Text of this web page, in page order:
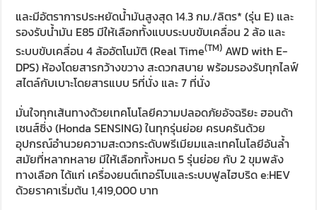
และมีอัตราการประหยัดน้ำมันสูงสุด 14.3 กม./ลิตร* (รุ่น E) และ
รองรับน้ำมัน E85 มีให้เลือกทั้งแบบระบบขับเคลื่อน 2 ล้อ และ
ระบบขับเคลื่อน 4 ล้ออัตโนมัติ (Real Time(TM) AWD with E-
DPS) ห้องโดยสารกว้างขวาง สะดวกสบาย พร้อมรองรับทุกไลฟ์
สไตล์กับเบาะโดยสารแบบ 5ที่นั่ง และ 7 ที่นั่ง
มั่นใจทุกเส้นทางด้วยเทคโนโลยีความปลอดภัยอัจฉริยะ ฮอนด้า
เซนส์ซิ่ง (Honda SENSING) ในทุกรุ่นย่อย ครบครันด้วย
อุปกรณ์อำนวยความสะดวกระดับพรีเมียมและเทคโนโลยีอันล้ำ
สมัยที่หลากหลาย มีให้เลือกทั้งหมด 5 รุ่นย่อย กับ 2 ขุมพลัง
ทางเลือก ได้แก่ เครื่องยนต์เทอร์โบและระบบฟูลไฮบริด e:HEV
ด้วยราคาเริ่มต้น 1,419,000 บาท